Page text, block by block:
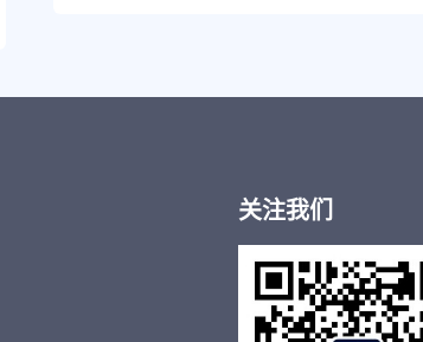
关注我们